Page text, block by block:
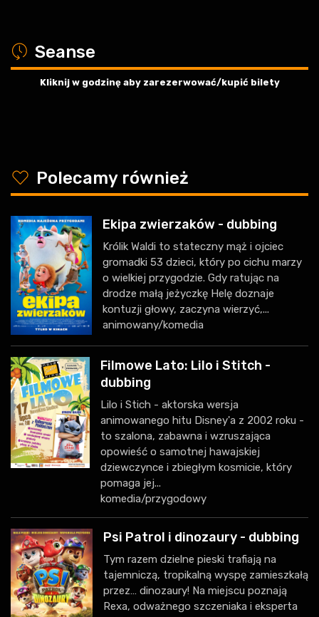
a Seanse
Kliknij w godzinę aby zarezerwować/kupić bilety
y Polecamy również
Ekipa zwierzaków - dubbing
Królik Waldi to stateczny mąż i ojciec
gromadki 53 dzieci, który po cichu marzy
o wielkiej przygodzie. Gdy ratując na
drodze małą jeżyczkę Helę doznaje
kontuzji głowy, zaczyna wierzyć,...
animowany/komedia
Filmowe Lato: Lilo i Stitch -
dubbing
Lilo i Stich - aktorska wersja
animowanego hitu Disney'a z 2002 roku -
to szalona, zabawna i wzruszająca
opowieść o samotnej hawajskiej
dziewczynce i zbiegłym kosmicie, który
pomaga jej...
komedia/przygodowy
Psi Patrol i dinozaury - dubbing
Tym razem dzielne pieski trafiają na
tajemniczą, tropikalną wyspę zamieszkałą
przez… dinozaury! Na miejscu poznają
Rexa, odważnego szczeniaka i eksperta